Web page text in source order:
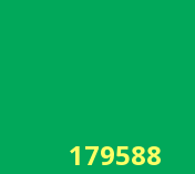
179588